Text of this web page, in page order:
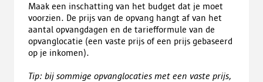
Maak een inschatting van het budget dat je moet
voorzien. De prijs van de opvang hangt af van het
aantal opvangdagen en de tariefformule van de
opvanglocatie (een vaste prijs of een prijs gebaseerd
op je inkomen).
Tip: bij sommige opvanglocaties met een vaste prijs,